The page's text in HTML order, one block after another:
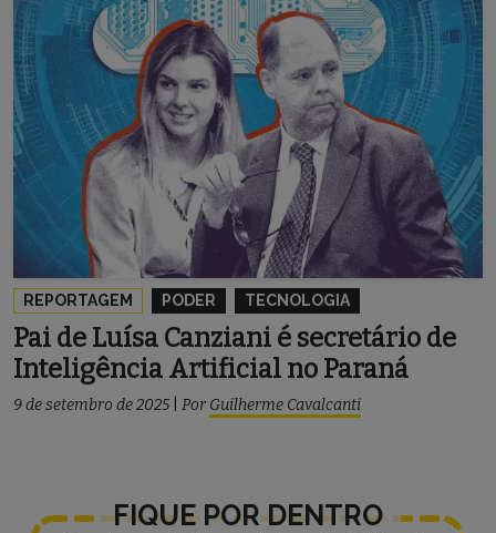
REPORTAGEM PODER TECNOLOGIA
Pai de Luísa Canziani é secretário de
Inteligência Artificial no Paraná
9 de setembro de 2025 Por Guilherme Cavalcanti
FIQUE POR DENTRO